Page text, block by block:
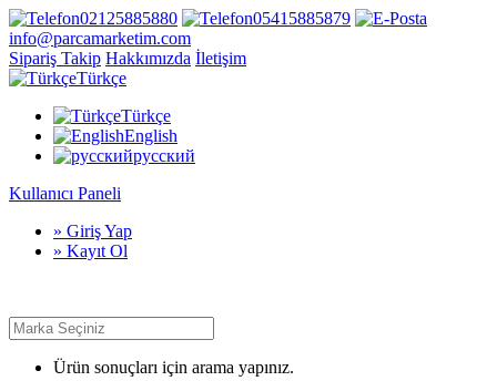
02125885880
05415885879
info@parcamarketim.com
Sipariş Takip Hakkımızda İletişim
Türkçe
Türkçe
English
русский
Kullanıcı Paneli
» Giriş Yap
» Kayıt Ol
Ürün sonuçları için arama yapınız.